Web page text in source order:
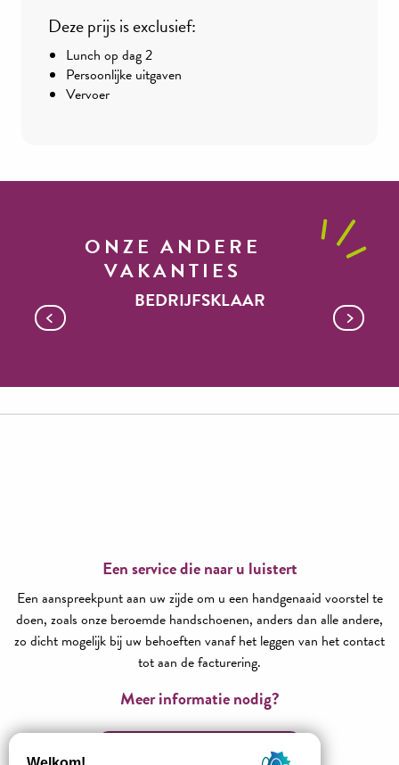
Deze prijs is exclusief:
Lunch op dag 2
Persoonlijke uitgaven
Vervoer
ONZE ANDERE
VAKANTIES
BEDRIJFSKLAAR
Een service die naar u luistert
Een aanspreekpunt aan uw zijde om u een handgenaaid voorstel te
doen, zoals onze beroemde handschoenen, anders dan alle andere,
zo dicht mogelijk bij uw behoeften vanaf het leggen van het contact
tot aan de facturering.
Meer informatie nodig?
Neem contact met ons op!